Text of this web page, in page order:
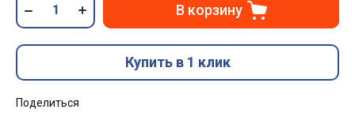
В корзину
Купить в 1 клик
Поделиться